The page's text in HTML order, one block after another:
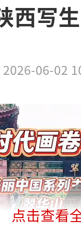
写
2026-06-02
点击查看